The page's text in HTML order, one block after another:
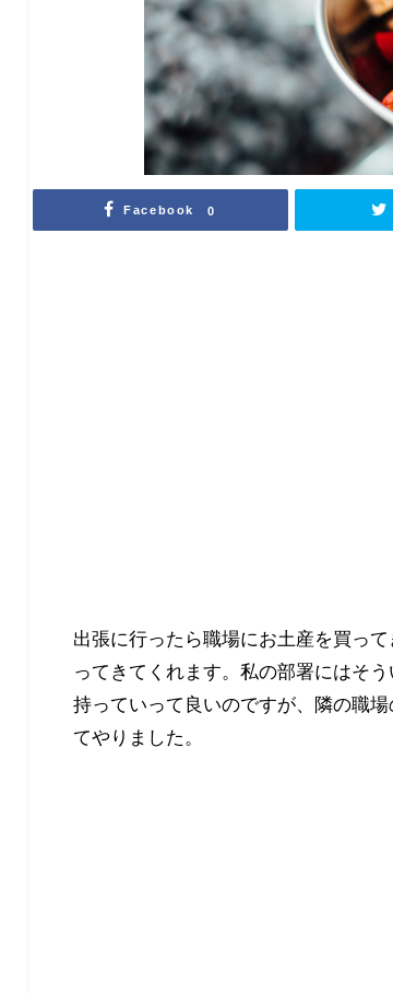
Facebook 0
出張に行ったら職場にお土産を買っ
ってきてくれます。私の部署にはそ
持っていって良いのですが、隣の職
てやりました。